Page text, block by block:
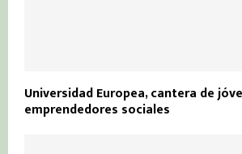
Universidad Europea, cantera de
emprendedores sociales